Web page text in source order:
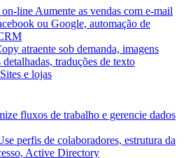
on-line Aumente as vendas com e-mail
ou Google, automação de
atraente sob demanda, imagens
traduções de texto
e lojas
fluxos de trabalho e gerencie dados
perfis de colaboradores, estrutura da
Active Directory